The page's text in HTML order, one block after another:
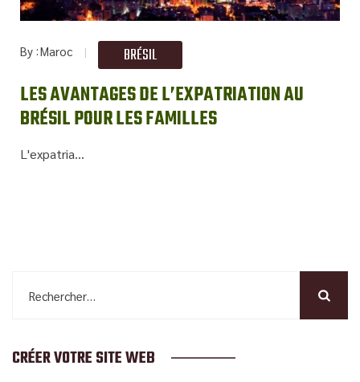
By Maroc BRÉSIL
LES AVANTAGES DE L’EXPATRIATION AU
BRÉSIL POUR LES FAMILLES
L'expatria...
CRÉER VOTRE SITE WEB